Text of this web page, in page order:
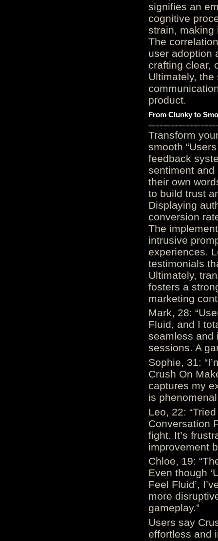
signifies an
cognitive
strain, making
The
user adoption
crafting clear,
Ultimately,
product.
From Clunky to
Transform
smooth
feedback
sentiment and
their own
to build trust
Displaying
conversion
The
intrusive
experiences.
testimonials
Ultimately,
fosters a
marketing
Mark, 28:
Fluid, and I
seamless and
sessions. A
Sophie, 31:
Crush On
captures my
is
Leo, 22:
Conversation
fight. It’s
improvement
Chloe, 19:
Even though
Feel Fluid’,
more
gameplay.”
Users say
effortless and